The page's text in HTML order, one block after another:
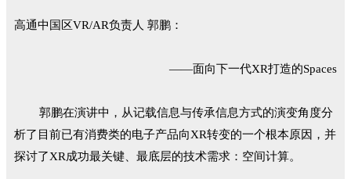
高通中国区VR/AR负责人 郭鹏：
——面向下一代XR打造的Spaces
郭鹏在演讲中，从记载信息与传承信息方式的演变角度分
析了目前已有消费类的电子产品向XR转变的一个根本原因，并
探讨了XR成功最关键、最底层的技术需求：空间计算。